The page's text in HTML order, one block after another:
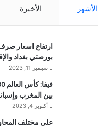
الأشهر الأخيرة
ارتفاع اسعار
بورصتي بغداد
سبتمبر 11, 2023
بين المغرب
أكتوبر 4, 2023
على مختلف